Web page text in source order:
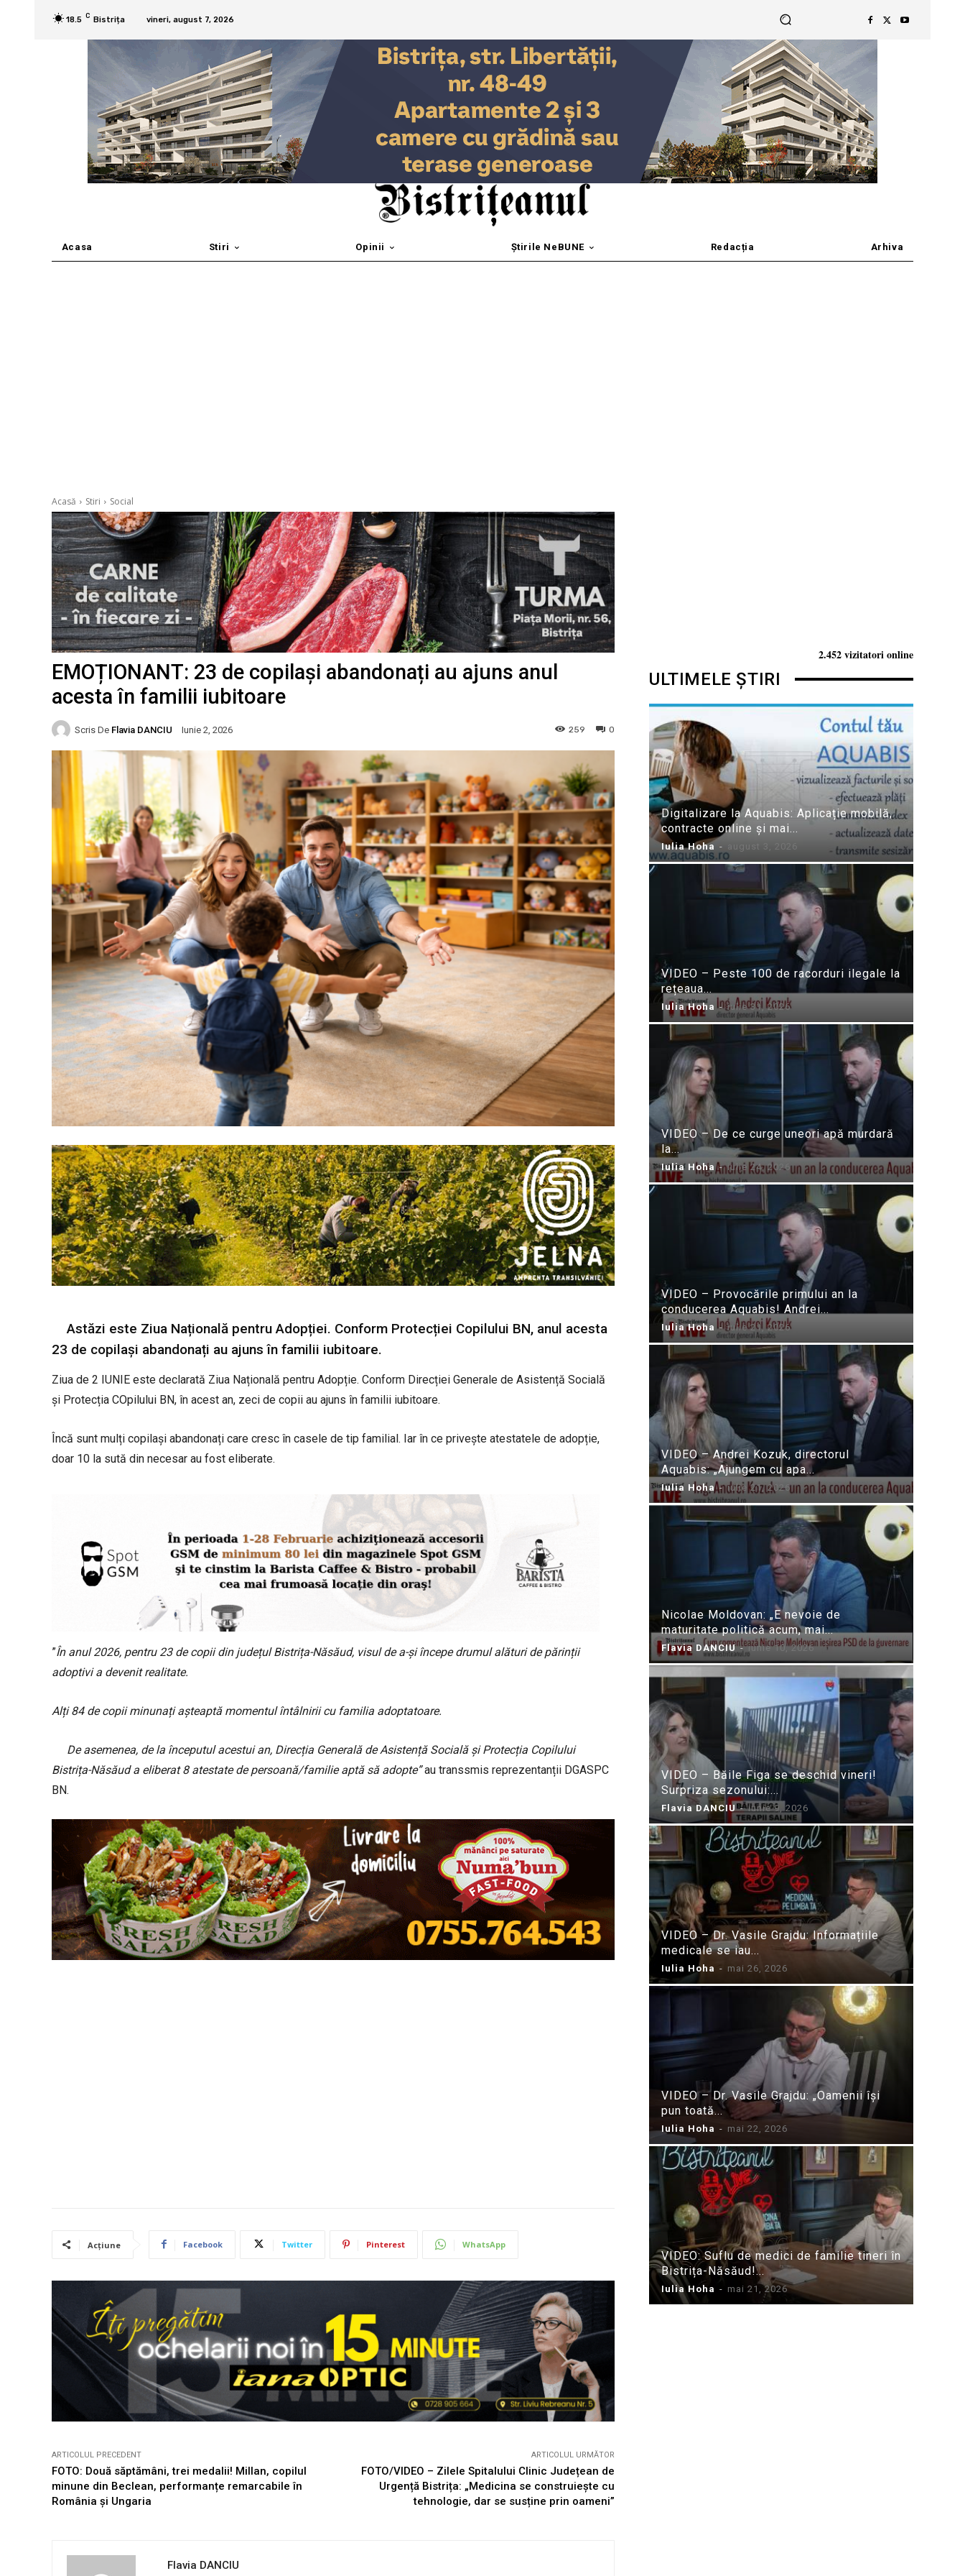
18.5 C Bistrița vineri, august 7, 2026
Acasa Stiri Opinii Știrile NeBUNE Redacția Arhiva
Acasă Stiri Social
EMOȚIONANT: 23 de copilași abandonați au ajuns anul
acesta în familii iubitoare
Scris De Flavia DANCIU Iunie 2, 2026 0
259
Astăzi este Ziua Națională pentru Adopției. Conform Protecției Copilului BN, anul acesta
23 de copilași abandonați au ajuns în familii iubitoare.
Ziua de 2 IUNIE este declarată Ziua Națională pentru Adopție. Conform Direcției Generale de Asistență Socială
și Protecția COpilului BN, în acest an, zeci de copii au ajuns în familii iubitoare.
Încă sunt mulți copilași abandonați care cresc în casele de tip familial. Iar în ce privește atestatele de adopție,
doar 10 la sută din necesar au fost eliberate.
”În anul 2026, pentru 23 de copii din județul Bistrița-Năsăud, visul de a-și începe drumul alături de părinții
adoptivi a devenit realitate.
Alți 84 de copii minunați așteaptă momentul întâlnirii cu familia adoptatoare.
De asemenea, de la începutul acestui an, Direcția Generală de Asistență Socială și Protecția Copilului
Bistrița-Năsăud a eliberat 8 atestate de persoană/familie aptă să adopte”au transsmis reprezentanții DGASPC
BN.
Acțiune Facebook Twitter Pinterest WhatsApp
ARTICOLUL PRECEDENT
FOTO: Două săptămâni, trei medalii! Millan, copilul
minune din Beclean, performanțe remarcabile în
România și Ungaria
ARTICOLUL URMĂTOR
FOTO/VIDEO – Zilele Spitalului Clinic Județean de
Urgență Bistrița: „Medicina se construiește cu
tehnologie, dar se susține prin oameni”
Flavia DANCIU
2.452 vizitatori online
ULTIMELE ȘTIRI
Digitalizare la Aquabis: Aplicație mobilă,
contracte online și mai...
Iulia Hoha - august 3, 2026
VIDEO – Peste 100 de racorduri ilegale la
rețeaua...
Iulia Hoha - iulie 31, 2026
VIDEO – De ce curge uneori apă murdară
la...
Iulia Hoha - iulie 24, 2026
VIDEO – Provocările primului an la
conducerea Aquabis! Andrei...
Iulia Hoha - iulie 21, 2026
VIDEO – Andrei Kozuk, directorul
Aquabis: „Ajungem cu apa...
Iulia Hoha - iulie 21, 2026
Nicolae Moldovan: „E nevoie de
maturitate politică acum, mai...
Flavia DANCIU - iunie 10, 2026
VIDEO – Băile Figa se deschid vineri!
Surpriza sezonului:...
Flavia DANCIU - iunie 9, 2026
VIDEO – Dr. Vasile Grajdu: Informațiile
medicale se iau...
Iulia Hoha - mai 26, 2026
VIDEO – Dr. Vasile Grajdu: „Oamenii își
pun toată...
Iulia Hoha - mai 22, 2026
VIDEO: Suflu de medici de familie tineri în
Bistrița-Năsăud!...
Iulia Hoha - mai 21, 2026